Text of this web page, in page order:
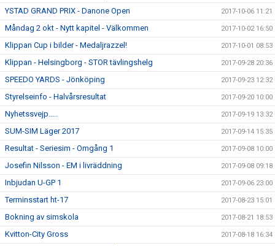
YSTAD GRAND PRIX - Danone Open 2017-10-06 11:21
Måndag 2 okt - Nytt kapitel - Välkommen 2017-10-02 16:50
Klippan Cup i bilder - Medaljrazzel! 2017-10-01 08:53
Klippan - Helsingborg - STOR tävlingshelg 2017-09-28 20:36
SPEEDO YARDS - Jönköping 2017-09-23 12:32
Styrelseinfo - Halvårsresultat 2017-09-20 10:00
Nyhetssvejp..... 2017-09-19 13:32
SUM-SIM Läger 2017 2017-09-14 15:35
Resultat - Seriesim - Omgång 1 2017-09-08 10:00
Josefin Nilsson - EM i livräddning 2017-09-08 09:18
Inbjudan U-GP 1 2017-09-06 23:00
Terminsstart ht-17 2017-08-23 15:01
Bokning av simskola 2017-08-21 18:53
Kvitton-City Gross 2017-08-18 16:34